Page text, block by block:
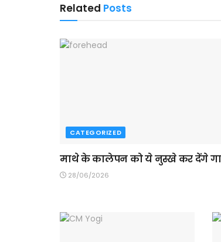
Related Posts
CATEGORIZED
माथे के कालेपन को ये नुस्खे कर देंगे
28/06/2026